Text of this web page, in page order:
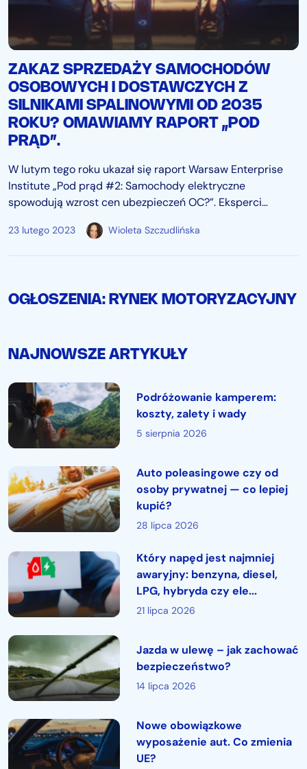
ZAKAZ SPRZEDAŻY SAMOCHODÓW
OSOBOWYCH I DOSTAWCZYCH Z
SILNIKAMI SPALINOWYMI OD 2035
ROKU? OMAWIAMY RAPORT „POD
PRĄD”.
W lutym tego roku ukazał się raport Warsaw Enterprise
Institute „Pod prąd #2: Samochody elektryczne
spowodują wzrost cen ubezpieczeń OC?”. Eksperci
ograniczania emisyjności dwutlenku węgla i
23 lutego 2023 Wioleta Szczudlińska
OGŁOSZENIA: RYNEK MOTORYZACYJNY
NAJNOWSZE ARTYKUŁY
Podróżowanie kamperem:
koszty, zalety i wady
5 sierpnia 2026
Auto poleasingowe czy od
osoby prywatnej — co lepiej
kupić?
28 lipca 2026
Który napęd jest najmniej
awaryjny: benzyna, diesel,
LPG, hybryda czy ele...
21 lipca 2026
Jazda w ulewę – jak zachować
bezpieczeństwo?
14 lipca 2026
Nowe obowiązkowe
wyposażenie aut. Co zmienia
UE?